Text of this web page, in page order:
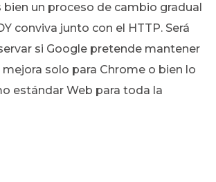
bien un proceso de cambio gradual
conviva junto con el HTTP. Será
si Google pretende mantener
solo para Chrome o bien lo
estándar Web para toda la